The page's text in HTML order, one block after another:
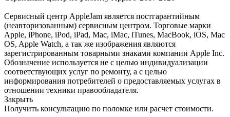
Сервисный центр AppleJam является постгарантийным
(неавторизованным) сервисным центром. Торговые марки
Apple, iPhone, iPod, iPad, Mac, iMac, iTunes, MacBook, iOS, Mac
OS, Apple Watch, а так же изображения являются
зарегистрированным товарными знаками компании Apple Inc.
Обозначение используется не с целью индивидуализации
соответствующих услуг по ремонту, а с целью
информирования потребителей о предоставляемых услугах в
отношении техники правообладателя.
Закрыть
Получить консультацию по поломке или расчет стоимости.